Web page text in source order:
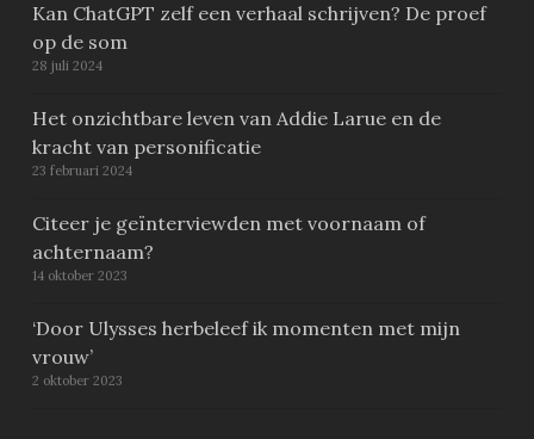
Kan ChatGPT zelf een verhaal schrijven? De proef
op de som
28 juli 2024
Het onzichtbare leven van Addie Larue en de
kracht van personificatie
23 februari 2024
Citeer je geïnterviewden met voornaam of
achternaam?
14 oktober 2023
‘Door Ulysses herbeleef ik momenten met mijn
vrouw’
2 oktober 2023